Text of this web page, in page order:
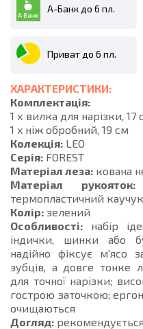
А-Банк до 6 пл.
Приват до 6 пл.
ХАРАКТЕРИСТИКИ:
Комплектація:
1 х вилка для нарізки, 17
1 x ніж обробний, 19 см
Колекція: LEO
Серія: FOREST
Матеріал леза: кована
Матеріал рукояток:
термопластичний
Колір: зелений
Особливості: набір
індички, шинки або
надійно фіксує м'ясо
зубців, а довге тонке
для точної нарізки;
гострою заточкою;
очищаються
Догляд: